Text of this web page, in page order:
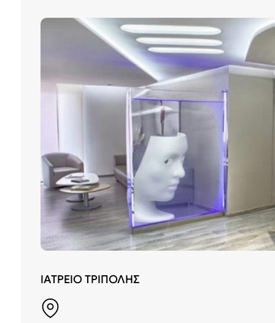
ΙΑΤΡΕΙΟ ΤΡΙΠΟΛΗΣ